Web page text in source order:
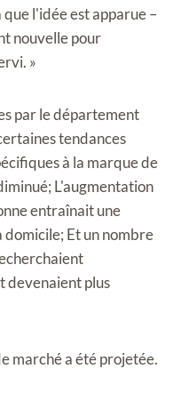
l'idée est apparue –
nouvelle pour
»
par le département
tendances
à la marque de
L'augmentation
entraînait une
domicile; Et un nombre
devenaient plus
marché a été projetée.